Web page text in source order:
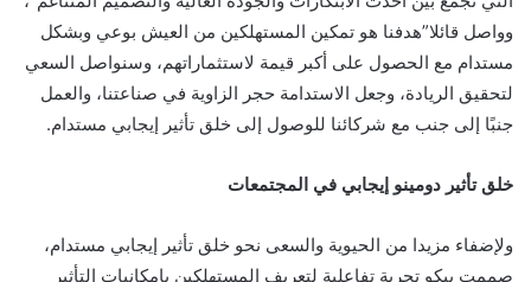
وواصل قائلا”هدفنا هو تمكين المستهلكين من العيش بوعي وبشكل
مستدام مع الحصول على أكبر قيمة لاستثماراتهم، وسنواصل السعي
لتحقيق الريادة، وجعل الاستدامة حجر الزاوية في صناعتنا، والعمل
جنبًا إلى جنب مع شركائنا للوصول إلى خلق تأثير إيجابي مستدام.
خلق تأثير دومينو إيجابي في المجتمعات
ولإضفاء مزيدا من الحيوية والسعى نحو خلق تأثير إيجابي مستدام،
صممت بيكو تجربة تفاعلية لتعريف المستهلكين بإمكانيات التأثير